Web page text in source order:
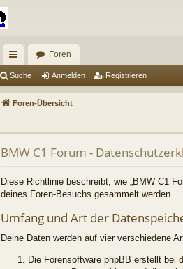
ch
ne
riff
Foren
Suche Anmelden Registrieren
Foren-Übersicht
BMW C1 Forum -
Diese Richtlinie beschreibt, wie „BMW C1
deines Foren-Besuchs gesammelt werden.
Umfang und Art der
Deine Daten werden auf vier verschiedene
Die Forensoftware phpBB erstellt bei